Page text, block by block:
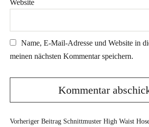
Website
Name, E-Mail-Adresse und Website in
meinen nächsten Kommentar speichern.
Vorheriger Beitrag Schnittmuster High Waist